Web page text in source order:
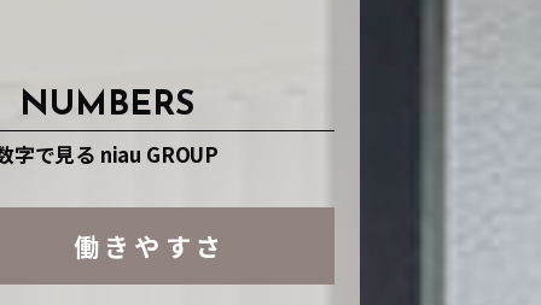
NUMBERS
字で見る niau GROUP
働きやすさ